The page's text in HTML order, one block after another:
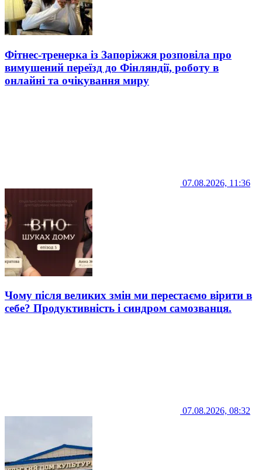
Фітнес-тренерка із Запоріжжя розповіла про
вимушений переїзд до Фінляндії, роботу в
онлайні та очікування миру
07.08.2026, 11:36
Чому після великих змін ми перестаємо вірити в
себе? Продуктивність і синдром самозванця.
07.08.2026, 08:32